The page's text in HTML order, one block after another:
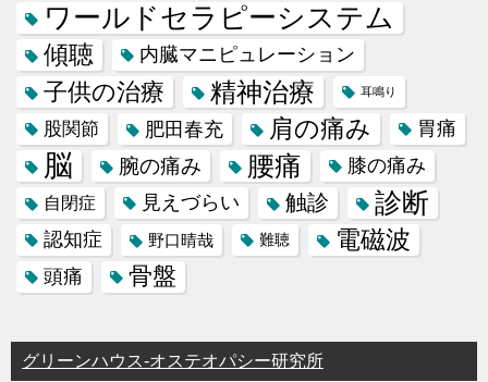
ワールドセラピーシステム
傾聴 内臓マニピュレーション
子供の治療 精神治療 耳鳴り
股関節 肥田春充 肩の痛み 胃痛
脳 腕の痛み 腰痛 膝の痛み
自閉症 見えづらい 触診 診断
認知症 野口晴哉 難聴 電磁波
頭痛 骨盤
グリーンハウス-オステオパシー研究所